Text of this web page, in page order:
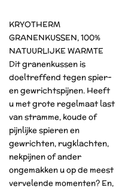
KRYOTHERM
GRANENKUSSEN, 100%
NATUURLIJKE WARMTE
Dit granenkussen is
doeltreffend tegen spier-
en gewrichtspijnen. Heeft
u met grote regelmaat last
van stramme, koude of
pijnlijke spieren en
gewrichten, rugklachten,
nekpijnen of ander
ongemakken u op de meest
vervelende momenten? En,